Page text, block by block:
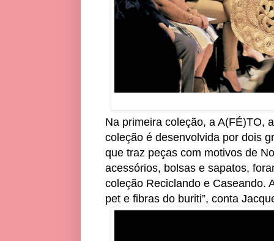
Na primeira coleção, a A(FÉ)TO,
coleção é desenvolvida por dois
que traz peças com motivos de
acessórios, bolsas e sapatos,
coleção Reciclando e Caseando.
pet e fibras do buriti”, conta